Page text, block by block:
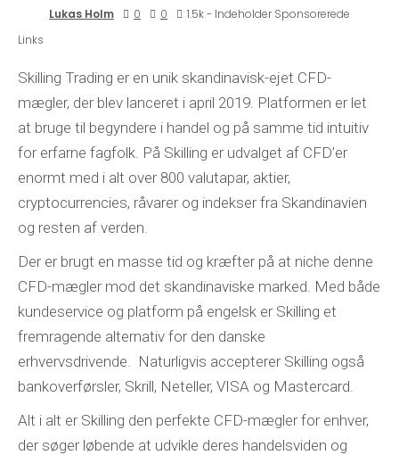
Lukas Holm 0 0
1.5k - Indeholder Sponsorerede
Links
Skilling Trading er en unik skandinavisk-ejet CFD-
mægler, der blev lanceret i april 2019. Platformen er let
at bruge til begyndere i handel og på samme tid intuitiv
for erfarne fagfolk. På Skilling er udvalget af CFD’er
enormt med i alt over 800 valutapar, aktier,
cryptocurrencies, råvarer og indekser fra Skandinavien
og resten af ​​verden.
Der er brugt en masse tid og kræfter på at niche denne
CFD-mægler mod det skandinaviske marked. Med både
kundeservice og platform på engelsk er Skilling et
fremragende alternativ for den danske
erhvervsdrivende. Naturligvis accepterer Skilling også
bankoverførsler, Skrill, Neteller, VISA og Mastercard.
Alt i alt er Skilling den perfekte CFD-mægler for enhver,
der søger løbende at udvikle deres handelsviden og